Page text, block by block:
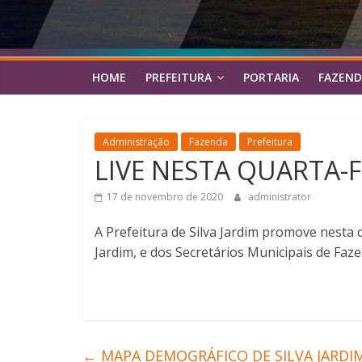
HOME PREFEITURA PORTARIA
Administração Fazenda Prefeitura
LIVE NESTA QUARTA-
17 de novembro de 2020 administrator
A Prefeitura de Silva Jardim promove
Jardim, e dos Secretários Municipais de
← MAPA DEMOGRÁFICO DE SILVA